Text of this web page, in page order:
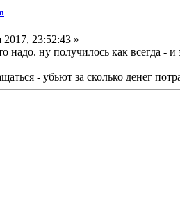
2017, 23:52:43 »
надо. ну получилось как всегда -
- убьют за сколько денег